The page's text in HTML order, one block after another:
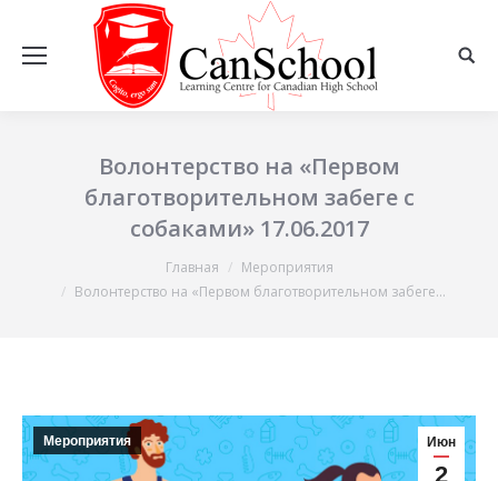
Волонтерство на «Первом
благотворительном забеге с
собаками» 17.06.2017
Главная
Мероприятия
Волонтерство на «Первом благотворительном забеге…
Июн
2
Мероприятия